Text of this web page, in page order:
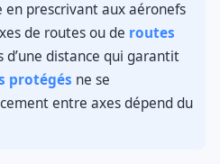
prescrivant aux aéronefs
de routes ou de routes
d’une distance qui garantit
protégés ne se
entre axes dépend du